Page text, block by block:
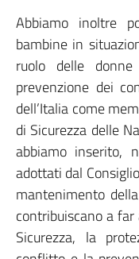
Abbiamo inoltre
bambine in
ruolo delle
prevenzione dei
dell’Italia come
di Sicurezza delle
abbiamo inserito,
adottati dal
mantenimento
contribuiscano a far
Sicurezza, la